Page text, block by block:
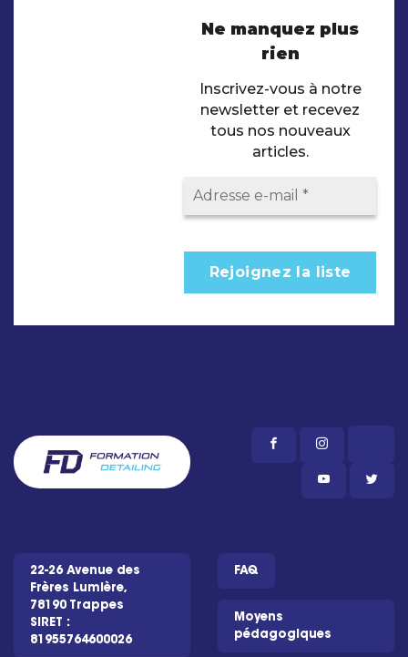
Ne manquez plus
rien
Inscrivez-vous à notre
newsletter et recevez
tous nos nouveaux
articles.
22-26 Avenue des
Frères Lumière,
78190 Trappes
SIRET :
81955764600026
FAQ
Moyens
pédagogiques